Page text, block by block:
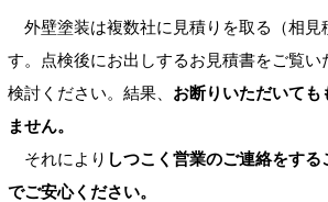
外壁塗装は複数社に見積りを取る（相見
す。点検後にお出しするお見積書をご覧い
検討ください。結果、 お断りいただいて
ません。
それにより しつこく営業のご連絡をす
でご安心ください。